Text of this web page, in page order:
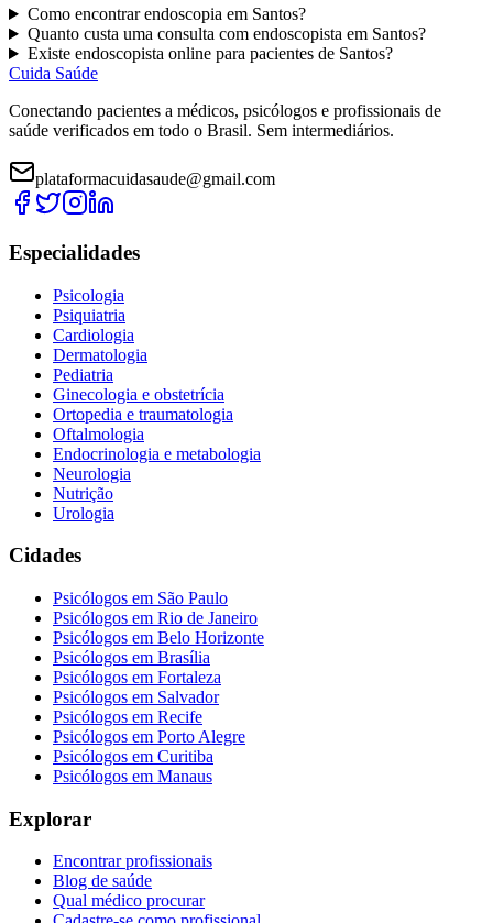
Como encontrarendoscopia em Santos?
Quanto custa uma consulta com endoscopista em Santos?
Existe endoscopista online para pacientes de Santos?
Cuida Saúde
Conectando pacientes a médicos, psicólogos e profissionais de
saúde verificados em todo o Brasil. Sem intermediários.
plataformacuidasaude@gmail.com
Especialidades
Psicologia
Psiquiatria
Cardiologia
Dermatologia
Pediatria
Ginecologia e obstetrícia
Ortopedia e traumatologia
Oftalmologia
Endocrinologia e metabologia
Neurologia
Nutrição
Urologia
Cidades
Psicólogos em São Paulo
Psicólogos em Rio de Janeiro
Psicólogos em Belo Horizonte
Psicólogos em Brasília
Psicólogos em Fortaleza
Psicólogos em Salvador
Psicólogos em Recife
Psicólogos em Porto Alegre
Psicólogos em Curitiba
Psicólogos em Manaus
Explorar
Encontrar profissionais
Blog de saúde
Qual médico procurar